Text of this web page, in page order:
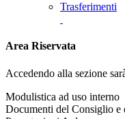
Trasferimenti
Area Riservata
Accedendo alla sezione
Modulistica ad uso interno
Documenti del Consiglio e